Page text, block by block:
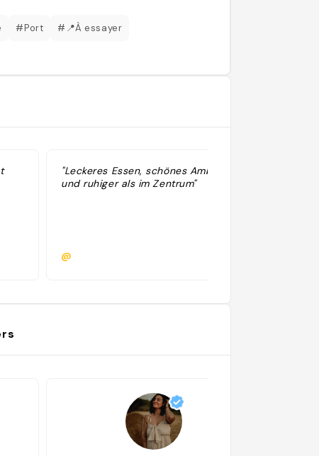
#Port #📍À essayer
"Leckeres Essen, schönes Ambiente
und ruhiger als im Zentrum"
@